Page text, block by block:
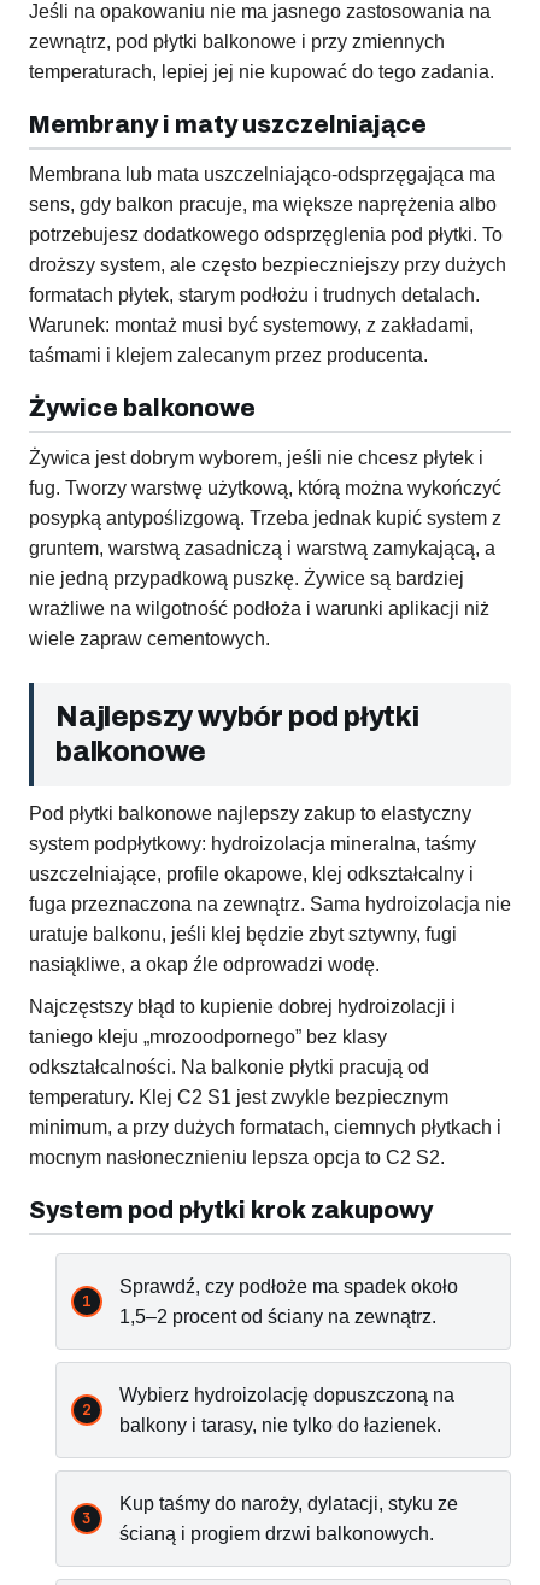
Jeśli na opakowaniu nie ma jasnego zastosowania na
zewnątrz, pod płytki balkonowe i przy zmiennych
temperaturach, lepiej jej nie kupować do tego zadania.
Membrany i maty uszczelniające
Membrana lub mata uszczelniająco-odsprzęgająca ma
sens, gdy balkon pracuje, ma większe naprężenia albo
potrzebujesz dodatkowego odsprzęglenia pod płytki. To
droższy system, ale często bezpieczniejszy przy dużych
formatach płytek, starym podłożu i trudnych detalach.
Warunek: montaż musi być systemowy, z zakładami,
taśmami i klejem zalecanym przez producenta.
Żywice balkonowe
Żywica jest dobrym wyborem, jeśli nie chcesz płytek i
fug. Tworzy warstwę użytkową, którą można wykończyć
posypką antypoślizgową. Trzeba jednak kupić system z
gruntem, warstwą zasadniczą i warstwą zamykającą, a
nie jedną przypadkową puszkę. Żywice są bardziej
wrażliwe na wilgotność podłoża i warunki aplikacji niż
wiele zapraw cementowych.
Najlepszy wybór pod płytki
balkonowe
Pod płytki balkonowe najlepszy zakup to elastyczny
system podpłytkowy: hydroizolacja mineralna, taśmy
uszczelniające, profile okapowe, klej odkształcalny i
fuga przeznaczona na zewnątrz. Sama hydroizolacja nie
uratuje balkonu, jeśli klej będzie zbyt sztywny, fugi
nasiąkliwe, a okap źle odprowadzi wodę.
Najczęstszy błąd to kupienie dobrej hydroizolacji i
taniego kleju „mrozoodpornego” bez klasy
odkształcalności. Na balkonie płytki pracują od
temperatury. Klej C2 S1 jest zwykle bezpiecznym
minimum, a przy dużych formatach, ciemnych płytkach i
mocnym nasłonecznieniu lepsza opcja to C2 S2.
System pod płytki krok zakupowy
Sprawdź, czy podłoże ma spadek około
1,5–2 procent od ściany na zewnątrz.
Wybierz hydroizolację dopuszczoną na
balkony i tarasy, nie tylko do łazienek.
Kup taśmy do naroży, dylatacji, styku ze
ścianą i progiem drzwi balkonowych.